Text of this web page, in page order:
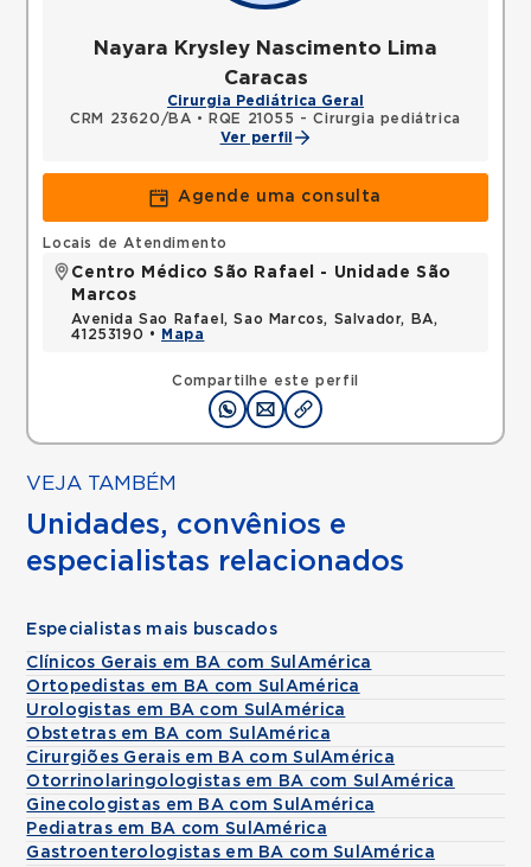
Nayara Krysley Nascimento Lima
Caracas
Cirurgia Pediátrica Geral
CRM 23620/BA •
RQE 21055 - Cirurgia pediátrica
Ver perfil
Agende uma consulta
Compartilhe este perfil
Locais de Atendimento
Centro Médico São Rafael - Unidade São
Marcos
Avenida Sao Rafael, Sao Marcos, Salvador, BA,
41253190 •
Mapa
VEJA TAMBÉM
Unidades, convênios e
especialistas relacionados
Especialistas mais buscados
Clínicos Gerais em BA com SulAmérica
Ortopedistas em BA com SulAmérica
Urologistas em BA com SulAmérica
Obstetras em BA com SulAmérica
Cirurgiões Gerais em BA com SulAmérica
Otorrinolaringologistas em BA com SulAmérica
Ginecologistas em BA com SulAmérica
Pediatras em BA com SulAmérica
Gastroenterologistas em BA com SulAmérica